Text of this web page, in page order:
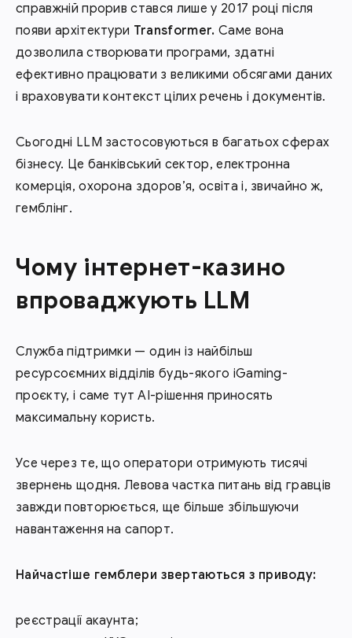
справжній прорив стався лише у 2017 році після
появи архітектури Transformer. Саме вона
дозволила створювати програми, здатні
ефективно працювати з великими обсягами даних
і враховувати контекст цілих речень і документів.
Сьогодні LLM застосовуються в багатьох сферах
бізнесу. Це банківський сектор, електронна
комерція, охорона здоров’я, освіта і, звичайно ж,
гемблінг.
Чому інтернет-казино
впроваджують LLM
Служба підтримки — один із найбільш
ресурсоємних відділів будь-якого iGaming-
проєкту, і саме тут AI-рішення приносять
максимальну користь.
Усе через те, що оператори отримують тисячі
звернень щодня. Левова частка питань від гравців
завжди повторюється, ще більше збільшуючи
навантаження на сапорт.
Найчастіше гемблери звертаються з приводу:
реєстрації акаунта;